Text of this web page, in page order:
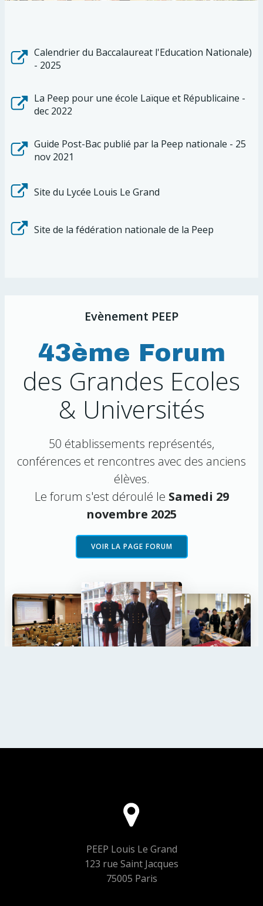
Calendrier du Baccalaureat l'Education Nationale)
- 2025
La Peep pour une école Laïque et Républicaine -
dec 2022
Guide Post-Bac publié par la Peep nationale - 25
nov 2021
Site du Lycée Louis Le Grand
Site de la fédération nationale de la Peep
Evènement PEEP
43ème Forum
des Grandes Ecoles
& Universités
50 établissements représentés,
conférences et rencontres avec des anciens
élèves.
Le forum s'est déroulé le Samedi 29
novembre 2025
VOIR LA PAGE FORUM
PEEP Louis Le Grand
123 rue Saint Jacques
75005 Paris